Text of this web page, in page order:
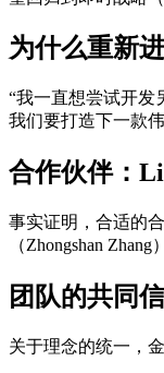
为什么重新
“我一直想尝试开发
我们要打造下一款
合作伙伴：
事实证明，合适的
（Zhongshan
团队的共同
关于理念的统一，